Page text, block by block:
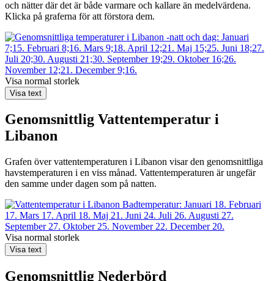
och nätter där det är både varmare och kallare än medelvärdena.
Klicka på graferna för att förstora dem.
Visa normal storlek
Visa text
Genomsnittlig Vattentemperatur i
Libanon
Grafen över vattentemperaturen i Libanon visar den genomsnittliga
havstemperaturen i en viss månad. Vattentemperaturen är ungefär
den samme under dagen som på natten.
Visa normal storlek
Visa text
Genomsnittlig Nederbörd